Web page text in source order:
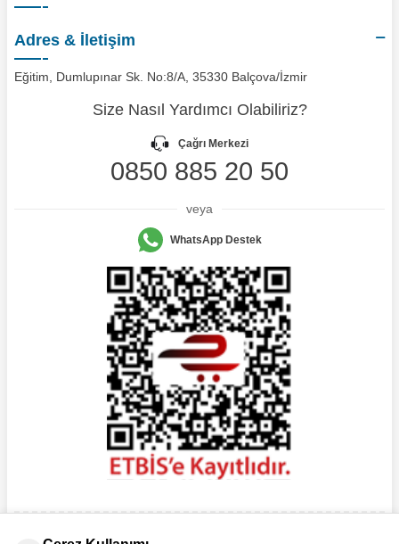
Adres & İletişim
Eğitim, Dumlupınar Sk. No:8/A, 35330 Balçova/İzmir
Size Nasıl Yardımcı Olabiliriz?
Çağrı Merkezi
0850 885 20 50
veya
WhatsApp Destek